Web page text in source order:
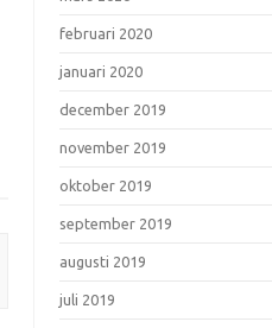
februari 2020
januari 2020
december 2019
november 2019
oktober 2019
september 2019
augusti 2019
juli 2019